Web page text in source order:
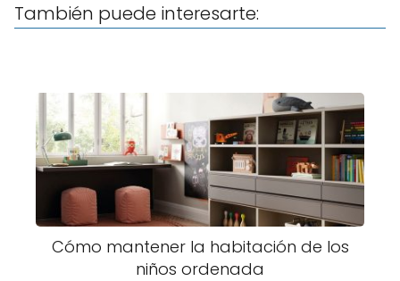
También puede interesarte:
Cómo mantener la habitación de los
niños ordenada